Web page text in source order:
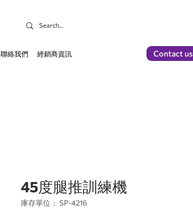
聯絡我們 經銷商資訊 Contact us
45度腿推訓練機
庫存單位： SP-4216